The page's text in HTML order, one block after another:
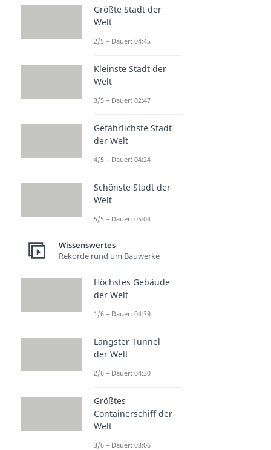
Größte Stadt der
Welt
2/5 – Dauer: 04:45
Kleinste Stadt der
Welt
3/5 – Dauer: 02:47
Gefährlichste Stadt
der Welt
4/5 – Dauer: 04:24
Schönste Stadt der
Welt
5/5 – Dauer: 05:04
Wissenswertes
Rekorde rund um Bauwerke
Höchstes Gebäude
der Welt
1/6 – Dauer: 04:39
Längster Tunnel
der Welt
2/6 – Dauer: 04:30
Größtes
Containerschiff der
Welt
3/6 – Dauer: 03:06